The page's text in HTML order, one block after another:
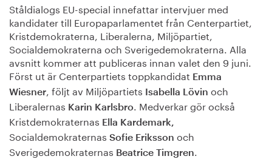
Ståldialogs EU-special innefattar intervjuer med
kandidater till Europaparlamentet från Centerpartiet,
Kristdemokraterna, Liberalerna, Miljöpartiet,
Socialdemokraterna och Sverigedemokraterna. Alla
avsnitt kommer att publiceras innan valet den 9 juni.
Först ut är Centerpartiets toppkandidat Emma
Wiesner, följt av Miljöpartiets Isabella Lövin och
Liberalernas Karin Karlsbro. Medverkar gör också
Kristdemokraternas Ella Kardemark,
Socialdemokraternas Sofie Eriksson och
Sverigedemokraternas Beatrice Timgren.